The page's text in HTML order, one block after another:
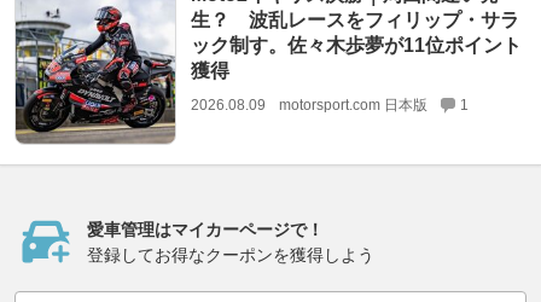
生？ 波乱レースをフィリップ・サラ
ック制す。佐々木歩夢が11位ポイント
獲得
2026.08.09 motorsport.com 日本版 1
愛車管理はマイカーページで！
登録してお得なクーポンを獲得しよう